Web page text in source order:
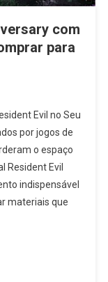
com
para
Evil no Seu
por jogos de
o espaço
Resident Evil
indispensável
materiais que